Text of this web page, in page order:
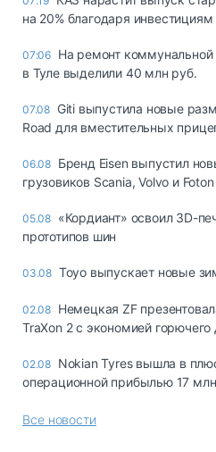
на 20% благодаря
07:06 На ремонт коммунальной
в Туле выделили 40 млн руб.
07.08 Giti выпустила новые
Road для вместительных
06.08 Бренд Eisen выпустил
грузовиков Scania, Volvo и Foton
05.08 «Кордиант» освоил 3D-
прототипов шин
03.08 Toyo выпускает новые
02.08 Немецкая ZF
TraXon 2 с экономией горючего
02.08 Nokian Tyres вышла в
операционной прибылью 17
Все новости